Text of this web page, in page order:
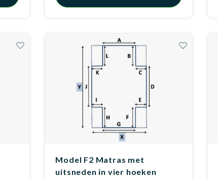
Model F2 Matras met
uitsneden in vier hoeken